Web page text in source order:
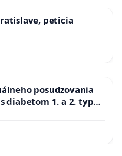
peticia
posudzovania
diabetom 1. a 2. typu
SR